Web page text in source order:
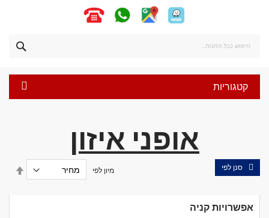
קטגוריות
אופני איזון
מיון לפי
יורד
סנן לפי
אפשרויות קניה